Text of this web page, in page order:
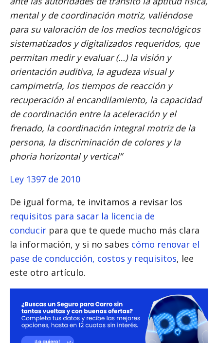
mental y de coordinación motriz, valiéndose
para su valoración de los medios tecnológicos
sistematizados y digitalizados requeridos, que
permitan medir y evaluar (…) la visión y
orientación auditiva, la agudeza visual y
campimetría, los tiempos de reacción y
recuperación al encandilamiento, la capacidad
de coordinación entre la aceleración y el
frenado, la coordinación integral motriz de la
persona, la discriminación de colores y la
phoria horizontal y vertical”
Ley 1397 de 2010
De igual forma, te invitamos a revisar los
requisitos para sacar la licencia de
conducir para que te quede mucho más clara
la información, y si no sabes cómo renovar el
pase de conducción, costos y requisitos, lee
este otro artículo.